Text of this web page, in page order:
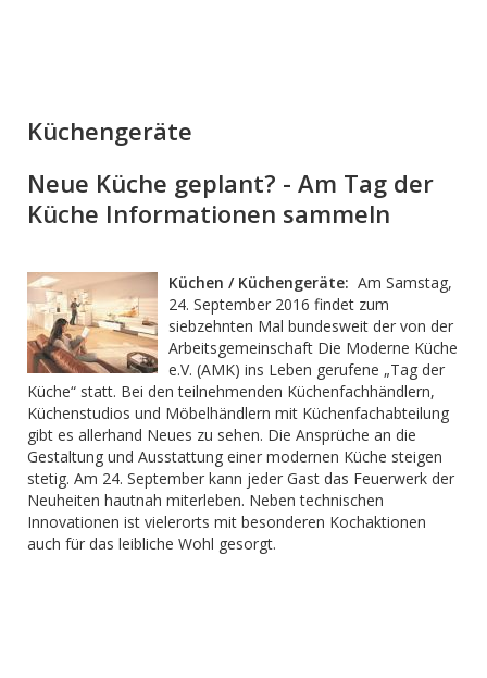
Küchengeräte
Neue Küche geplant? - Am Tag der
Küche Informationen sammeln
Küchen / Küchengeräte: Am Samstag,
24. September 2016 findet zum
siebzehnten Mal bundesweit der von der
Arbeitsgemeinschaft Die Moderne Küche
e.V. (AMK) ins Leben gerufene „Tag der
Küche“ statt. Bei den teilnehmenden Küchenfachhändlern,
Küchenstudios und Möbelhändlern mit Küchenfachabteilung
gibt es allerhand Neues zu sehen. Die Ansprüche an die
Gestaltung und Ausstattung einer modernen Küche steigen
stetig. Am 24. September kann jeder Gast das Feuerwerk der
Neuheiten hautnah miterleben. Neben technischen
Innovationen ist vielerorts mit besonderen Kochaktionen
auch für das leibliche Wohl gesorgt.